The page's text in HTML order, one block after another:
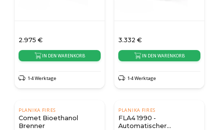
2.975 €
IN DEN WARENKORB
1-4 Werktage
3.332 €
IN DEN WARENKORB
1-4 Werktage
PLANIKA FIRES
Comet Bioethanol
Brenner
PLANIKA FIRES
FLA4 1990 -
Automatischer